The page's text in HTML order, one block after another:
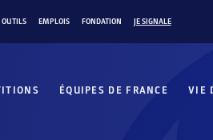
OUTILS EMPLOIS FONDATION JE SIGNALE
ÉQUIPES DE FRANCE VIE